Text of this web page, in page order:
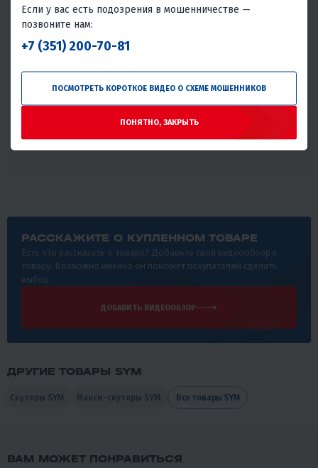
Статистика основана на количестве общего числа
покупателей и количестве обращений в сервис с этим
товаром.
95.06% 4.94%
Проблемы или брак встречаются, но товар может быть
использован.
РАССКАЖИТЕ О КУПЛЕННОМ ТОВАРЕ
Есть что рассказать о товаре? Добавьте свой видеообзор к
товару. Возможно именно он поможет покупателям сделать
выбор.
ДОБАВИТЬ ВИДЕООБЗОР
ДРУГИЕ ТОВАРЫ SYM
Скутеры SYM Макси-скутеры SYM Все товары SYM
ВАМ МОЖЕТ ПОНРАВИТЬСЯ
Если у вас есть подозрения в мошенничестве —
позвоните нам:
+7 (351) 200-70-81
ПОСМОТРЕТЬ КОРОТКОЕ ВИДЕО О СХЕМЕ МОШЕННИКОВ
ПОНЯТНО, ЗАКРЫТЬ